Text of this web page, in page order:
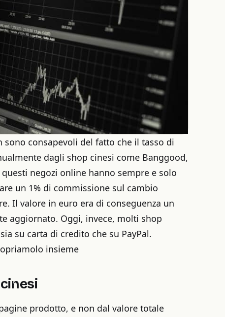
consapevoli del fatto che il tasso di
dagli shop cinesi come Banggood,
negozi online hanno sempre e solo
un 1% di commissione sul cambio
Il valore in euro era di conseguenza un
aggiornato. Oggi, invece, molti shop
su carta di credito che su PayPal.
insieme
prodotto, e non dal valore totale